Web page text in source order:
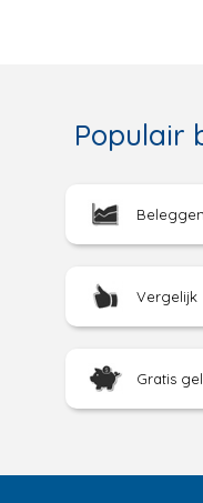
Populair
Beleggen
Vergelijk
Gratis